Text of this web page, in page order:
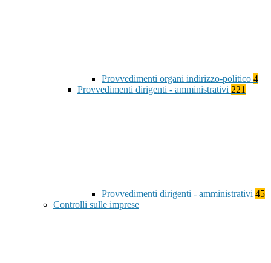
Provvedimenti organi indirizzo-politico 4
Provvedimenti dirigenti - amministrativi 221
Provvedimenti dirigenti - amministrativi 45
Controlli sulle imprese